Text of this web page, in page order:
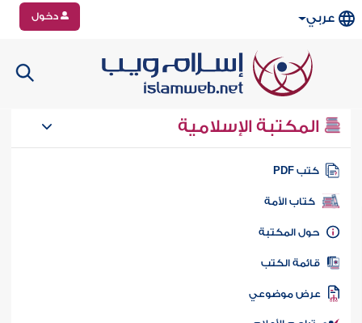
عربي دخول
المكتبة الإسلامية
كتب PDF
كتاب الأمة
المكتبة
الكتب